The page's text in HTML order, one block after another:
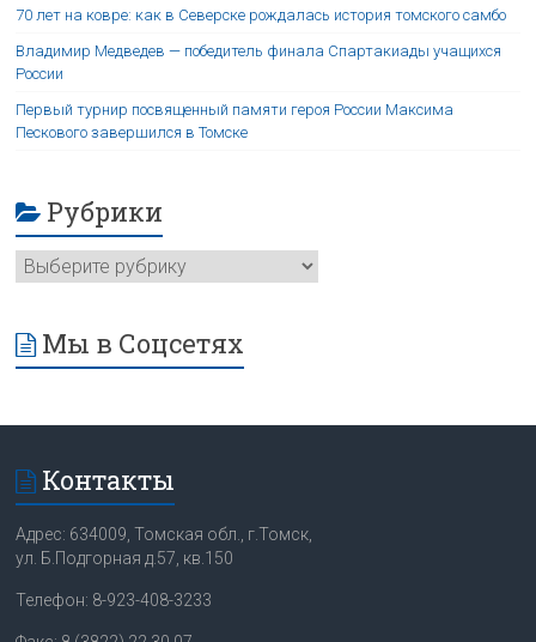
70 лет на ковре: как в Северске рождалась история томского самбо
Владимир Медведев — победитель финала Спартакиады учащихся
России
Первый турнир посвященный памяти героя России Максима
Пескового завершился в Томске
Рубрики
Мы в Соцсетях
Контакты
Адрес: 634009, Томская обл., г.Томск,
ул. Б.Подгорная д.57, кв.150
Телефон: 8-923-408-3233